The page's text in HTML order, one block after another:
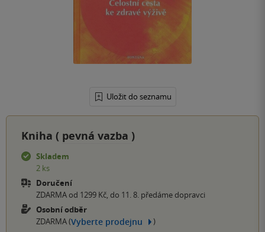
Uložit do seznamu
Kniha ( pevná vazba )
Skladem
2 ks
Doručení
ZDARMA od 1299 Kč, do 11. 8. předáme dopravci
Osobní odběr
ZDARMA (Vyberte prodejnu )